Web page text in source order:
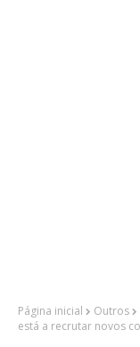
Página inicial Outros
está a recrutar novos